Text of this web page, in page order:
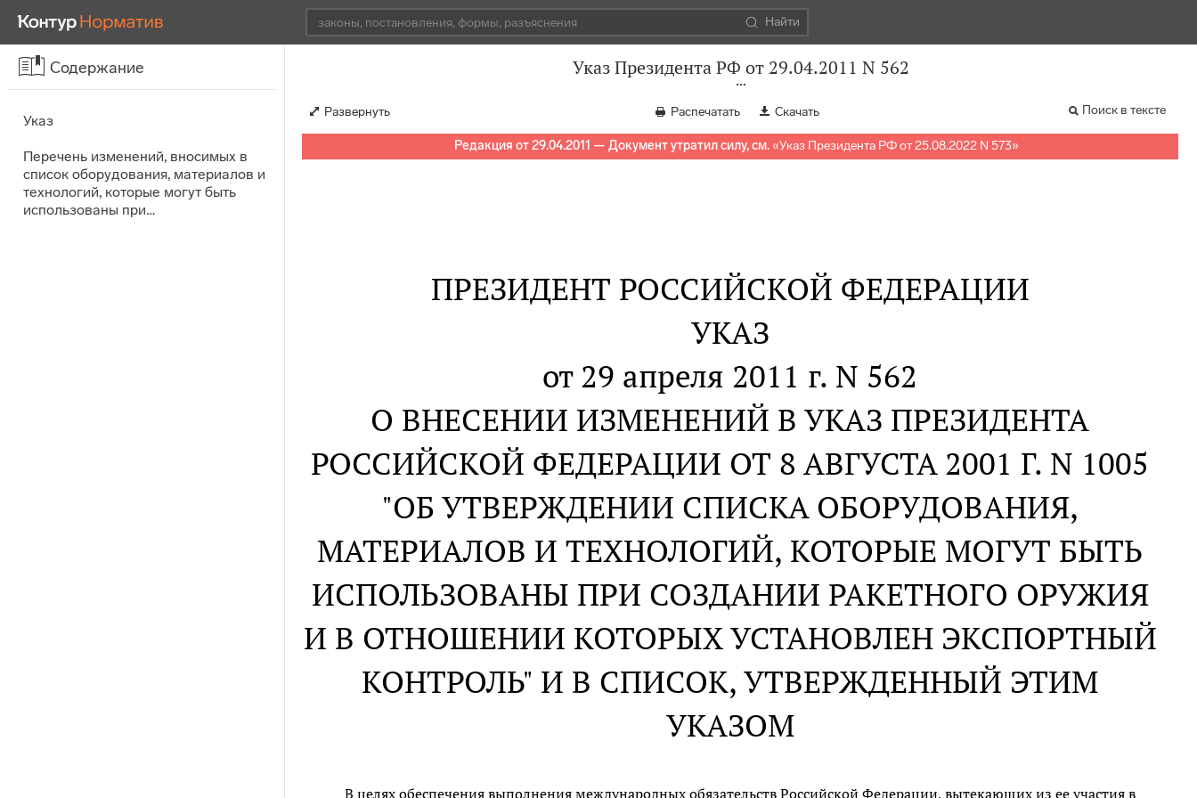
Найти
Содержание
Указ
Перечень изменений, вносимых в
список оборудования, материалов и
технологий, которые могут быть
использованы при…
Указ Президента РФ от 29.04.2011 N 562
Развернуть Распечатать Скачать Поиск в тексте
Редакция от 29.04.2011 — Документ утратил силу, см. «Указ Президента РФ от 25.08.2022 N 573»
ПРЕЗИДЕНТ РОССИЙСКОЙ ФЕДЕРАЦИИ
УКАЗ
от 29 апреля 2011 г. N 562
О ВНЕСЕНИИ ИЗМЕНЕНИЙ В УКАЗ ПРЕЗИДЕНТА
РОССИЙСКОЙ ФЕДЕРАЦИИ ОТ 8 АВГУСТА 2001 Г. N 1005
"ОБ УТВЕРЖДЕНИИ СПИСКА ОБОРУДОВАНИЯ,
МАТЕРИАЛОВ И ТЕХНОЛОГИЙ, КОТОРЫЕ МОГУТ БЫТЬ
ИСПОЛЬЗОВАНЫ ПРИ СОЗДАНИИ РАКЕТНОГО ОРУЖИЯ
И В ОТНОШЕНИИ КОТОРЫХ УСТАНОВЛЕН ЭКСПОРТНЫЙ
КОНТРОЛЬ" И В СПИСОК, УТВЕРЖДЕННЫЙ ЭТИМ
УКАЗОМ
В целях обеспечения выполнения международных обязательств Российской Федерации, вытекающих из ее участия в